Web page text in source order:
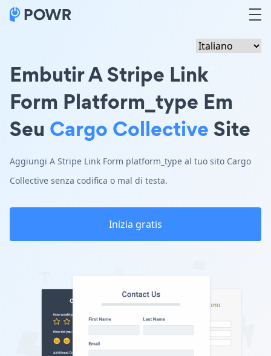
Embutir A Stripe Link
Form Platform_type Em
Seu Cargo CollectiveSite
Aggiungi A Stripe Link Form platform_type al tuo sito Cargo
Collective senza codifica o mal di testa.
Inizia gratis